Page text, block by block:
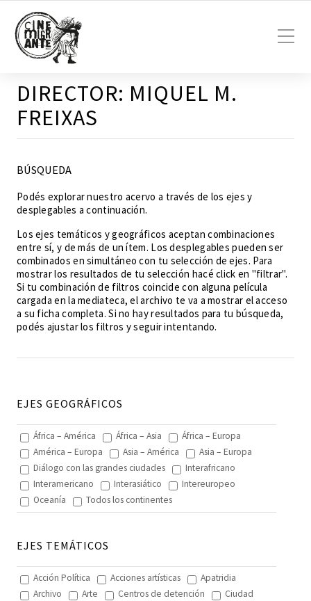
DIRECTOR: MIQUEL M.
FREIXAS
BÚSQUEDA
Podés explorar nuestro acervo a través de los ejes y
desplegables a continuación.
Los ejes temáticos y geográficos aceptan combinaciones
entre sí, y de más de un ítem. Los desplegables pueden ser
combinados en simultáneo con tu selección de ejes. Para
mostrar los resultados de tu selección hacé click en "filtrar".
Si tu combinación de filtros coincide con alguna película
cargada en la mediateca, el archivo te va a mostrar el acceso
a su ficha completa. Si no hay resultados para tu búsqueda,
podés ajustar los filtros y seguir intentando.
EJES GEOGRÁFICOS
África – América África – Asia
África – Europa
América – Europa
Asia – América
Asia – Europa
Diálogo con las grandes ciudades
Interafricano
Interamericano
Interasiático
Intereuropeo
Oceanía
Todos los continentes
EJES TEMÁTICOS
Acción Política Acciones artísticas
Apatridia
Archivo
Arte Centros de detención
Ciudad